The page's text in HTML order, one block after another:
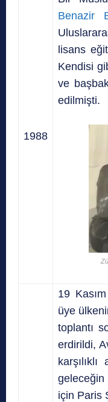
1988
Benazir
lisans
Kendisi
ve
edilmişti.
19
üye
toplantı
erdirildi,
için Paris